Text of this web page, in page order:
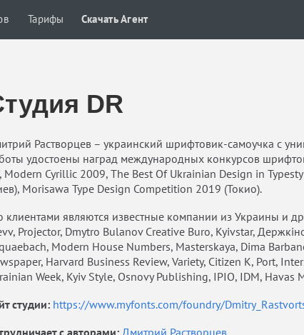
Тарифы Скачать Агент
DR
Растворцев – украинский шрифтовик-самоучка с
удостоены наград международных конкурсов
Modern Cyrillic 2009, The Best Of Ukrainian Design in
Morisawa Type Design Competition 2019 (Токио).
клиентами являются известные компании из Украины и
Projector, Dmytro Bulanov Creative Buro, Kyivstar,
Modern House Numbers, Masterskaya, Dima
Harvard Business Review, Variety, Citizen K, Port,
Week, Kyiv Style, Osnovy Publishing, IPIO, IDM, Havas
студии: https://www.myfonts.com/foundry/
с авторами:Дмитрий Растворцев